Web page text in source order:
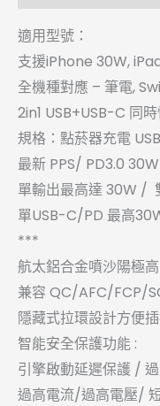
適用型號：
支援iPhone 30W,
全機種對應 – 筆電,
2in1 USB+USB-C 同
規格：點菸器充電
最新 PPS/ PD3.0
單輸出最高達 30W /
單USB-C/PD 最高
***
航太鋁合金噴沙陽極
兼容 QC/AFC/FCP/
隱藏式拉環設計方便
智能安全保護功能 :
引擎啟動延遲保護 /
過高電流/過高電壓/